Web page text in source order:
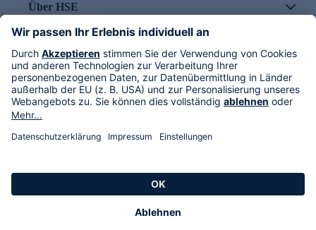
Über HSE
Im TV
HSE International